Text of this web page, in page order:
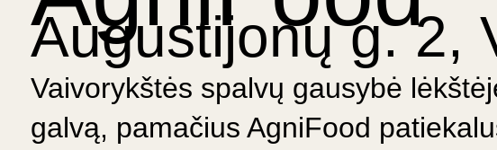
Augustijonų g. 2,
Vaivorykštės spalvų gausybė
galvą, pamačius AgniFood